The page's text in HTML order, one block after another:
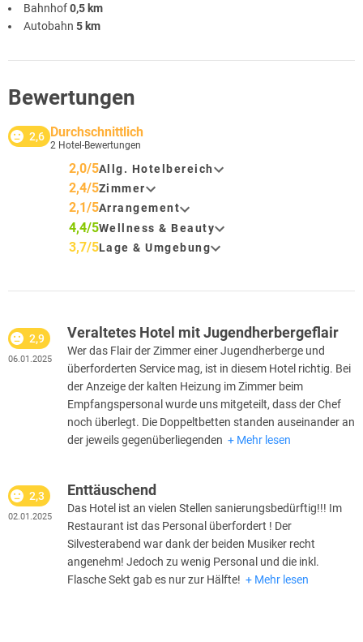
Bahnhof0,5 km
Autobahn 5 km
Bewertungen
2,6 Durchschnittlich
2 Hotel-Bewertungen
2,0/5Allg. Hotelbereich
2,4/5Zimmer
2,1/5Arrangement
4,4/5Wellness & Beauty
3,7/5Lage & Umgebung
Veraltetes Hotel mit Jugendherbergeflair
2,9
06.01.2025
Wer das Flair der Zimmer einer Jugendherberge und
überforderten Service mag, ist in diesem Hotel richtig. Bei
der Anzeige der kalten Heizung im Zimmer beim
Empfangspersonal wurde uns mitgeteilt, dass der Chef
noch überlegt. Die Doppeltbetten standen auseinander an
der jeweils gegenüberliegenden
Mehr lesen
Enttäuschend
2,3
02.01.2025
Das Hotel ist an vielen Stellen sanierungsbedürftig!!! Im
Restaurant ist das Personal überfordert ! Der
Silvesterabend war dank der beiden Musiker recht
angenehm! Jedoch zu wenig Personal und die inkl.
Flasche Sekt gab es nur zur Hälfte!
Mehr lesen